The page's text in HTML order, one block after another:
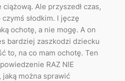
Ale przyszedł czas,
słodkim. I jęczę
ochotę, a nie mogę. A on
bardziej zaszkodzi dziecku
to, na co mam ochotę. Ten
RAZ NIE
jaką można sprawić